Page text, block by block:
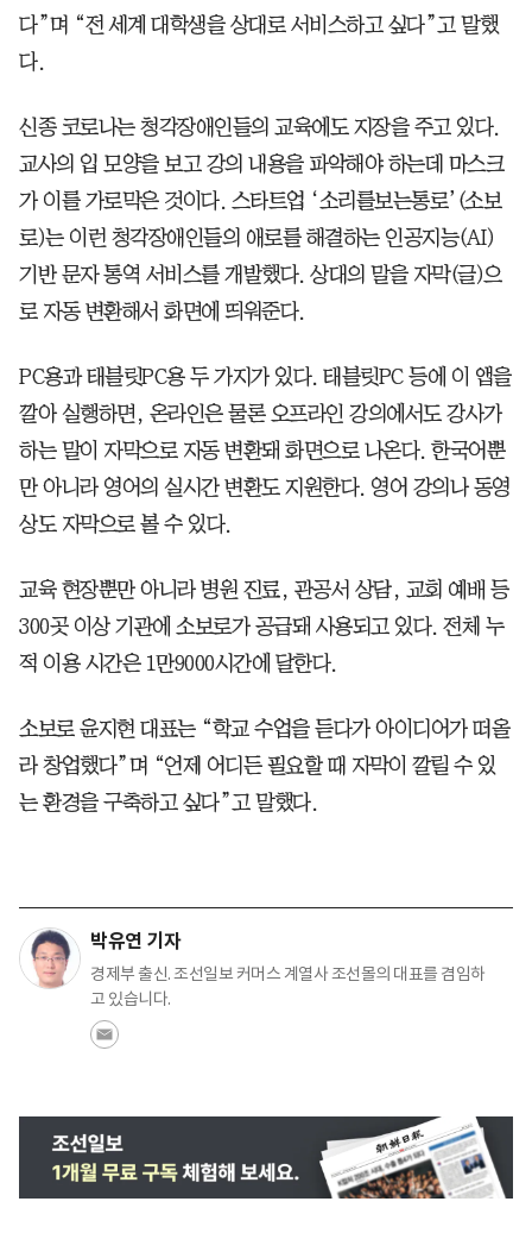
다”며 “전 세계 대학생을 상대로 서비스하고 싶다”고 말했
다.
신종 코로나는 청각장애인들의 교육에도 지장을 주고 있다.
교사의 입 모양을 보고 강의 내용을 파악해야 하는데 마스크
가 이를 가로막은 것이다. 스타트업 ‘소리를보는통로’(소보
로)는 이런 청각장애인들의 애로를 해결하는 인공지능(AI)
기반 문자 통역 서비스를 개발했다. 상대의 말을 자막(글)으
로 자동 변환해서 화면에 띄워준다.
PC용과 태블릿PC용 두 가지가 있다. 태블릿PC 등에 이 앱을
깔아 실행하면, 온라인은 물론 오프라인 강의에서도 강사가
하는 말이 자막으로 자동 변환돼 화면으로 나온다. 한국어뿐
만 아니라 영어의 실시간 변환도 지원한다. 영어 강의나 동영
상도 자막으로 볼 수 있다.
교육 현장뿐만 아니라 병원 진료, 관공서 상담, 교회 예배 등
300곳 이상 기관에 소보로가 공급돼 사용되고 있다. 전체 누
적 이용 시간은 1만9000시간에 달한다.
소보로 윤지현 대표는 “학교 수업을 듣다가 아이디어가 떠올
라 창업했다”며 “언제 어디든 필요할 때 자막이 깔릴 수 있
는 환경을 구축하고 싶다”고 말했다.
박유연 기자
경제부 출신. 조선일보 커머스 계열사 조선몰의 대표를 겸임하
고 있습니다.